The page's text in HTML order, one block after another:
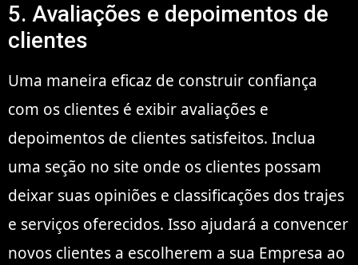
5. Avaliações e depoimentos de
clientes
Uma maneira eficaz de construir confiança
com os clientes é exibir avaliações e
depoimentos de clientes satisfeitos. Inclua
uma seção no site onde os clientes possam
deixar suas opiniões e classificações dos trajes
e serviços oferecidos. Isso ajudará a convencer
novos clientes a escolherem a sua Empresa ao